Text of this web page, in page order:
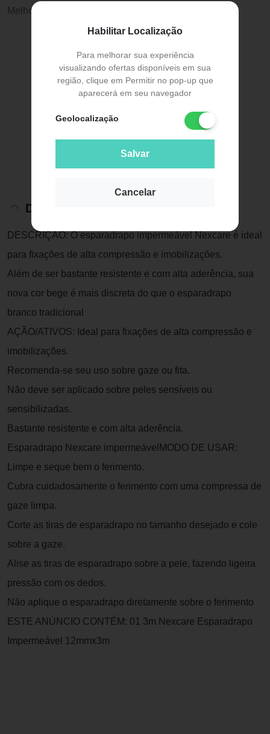
Habilitar Localização
Para melhorar sua experiência
visualizando ofertas disponíveis em sua
região, clique em Permitir no pop-up que
aparecerá em seu navegador
Geolocalização
Salvar
Cancelar
Melhor preço:
Descrição do Produto
DESCRIÇÃO: O esparadrapo impermeável Nexcare é ideal
para fixações de alta compressão e imobilizações.
Além de ser bastante resistente e com alta aderência, sua
nova cor bege é mais discreta do que o esparadrapo
branco tradicional
AÇÃO/ATIVOS: Ideal para fixações de alta compressão e
imobilizações.
Recomenda-se seu uso sobre gaze ou fita.
Não deve ser aplicado sobre peles sensíveis ou
sensibilizadas.
Bastante resistente e com alta aderência.
Esparadrapo Nexcare impermeávelMODO DE USAR:
Limpe e seque bem o ferimento.
Cubra cuidadosamente o ferimento com uma compressa de
gaze limpa.
Corte as tiras de esparadrapo no tamanho desejado e cole
sobre a gaze.
Alise as tiras de esparadrapo sobre a pele, fazendo ligeira
pressão com os dedos.
Não aplique o esparadrapo diretamente sobre o ferimento
ESTE ANÚNCIO CONTÉM: 01 3m Nexcare Esparadrapo
Impermeável 12mmx3m